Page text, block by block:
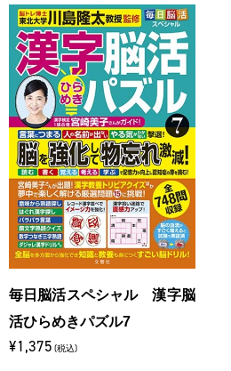
毎日脳活スペシャル 漢字脳
活ひらめきパズル7
¥1,375 (税込)